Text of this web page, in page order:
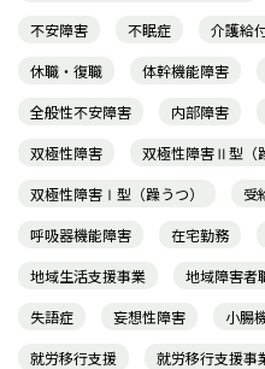
不安障害
不眠症 介護給
休職・復職
体幹機能障害
全般性不安障害
内部障害
双極性障害
双極性障害Ⅱ型（
双極性障害Ⅰ型（躁うつ）
受
呼吸器機能障害
在宅勤務
地域生活支援事業
地域障害者
失語症
妄想性障害 小腸
就労移行支援
就労移行支援事